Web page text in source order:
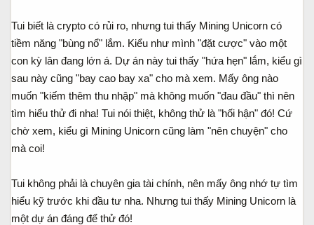
Tui biết là crypto có rủi ro, nhưng tui thấy Mining Unicorn có
tiềm năng "bùng nổ" lắm. Kiểu như mình "đặt cược" vào một
con kỳ lân đang lớn á. Dự án này tui thấy "hứa hẹn" lắm, kiểu gì
sau này cũng "bay cao bay xa" cho mà xem. Mấy ông nào
muốn "kiếm thêm thu nhập" mà không muốn "đau đầu" thì nên
tìm hiểu thử đi nha! Tui nói thiệt, không thử là "hối hận" đó! Cứ
chờ xem, kiểu gì Mining Unicorn cũng làm "nên chuyện" cho
mà coi!
Tui không phải là chuyên gia tài chính, nên mấy ông nhớ tự tìm
hiểu kỹ trước khi đầu tư nha. Nhưng tui thấy Mining Unicorn là
một dự án đáng để thử đó!